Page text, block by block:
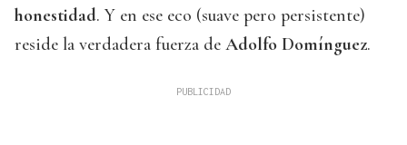
honestidad. Y en ese eco (suave pero persistente)
reside la verdadera fuerza de Adolfo Domínguez.